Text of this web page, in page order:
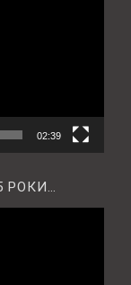
02:39
РОКИ…